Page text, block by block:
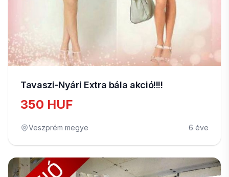
Tavaszi-Nyári Extra bála akció!!!!
350 HUF
Veszprém megye 6 éve